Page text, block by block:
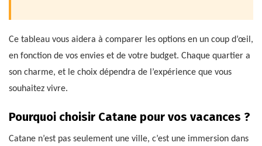
Ce tableau vous aidera à comparer les options en un coup d’œil,
en fonction de vos envies et de votre budget. Chaque quartier a
son charme, et le choix dépendra de l’expérience que vous
souhaitez vivre.
Pourquoi choisir Catane pour vos vacances ?
Catane n’est pas seulement une ville, c’est une immersion dans